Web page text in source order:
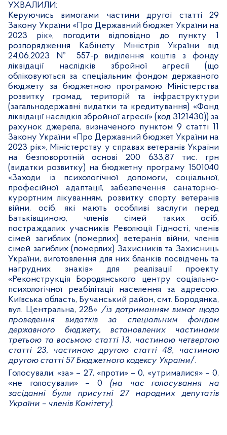
УХВАЛИЛИ:
Керуючись вимогами частини другої статті 29
Закону України «Про Державний бюджет України на
2023 рік», погодити відповідно до пункту 1
розпорядження Кабінету Міністрів України від
24.06.2023 № 557-р виділення коштів з фонду
ліквідації наслідків збройної агресії (що
обліковуються за спеціальним фондом державного
бюджету за бюджетною програмою Міністерства
розвитку громад, територій та інфраструктури
(загальнодержавні видатки та кредитування) «Фонд
ліквідації наслідків збройної агресії» (код 3121430)) за
рахунок джерела, визначеного пунктом 9 статті 11
Закону України «Про Державний бюджет України на
2023 рік», Міністерству у справах ветеранів України
на безповоротній основі 200 633,87 тис. грн
(видатки розвитку) на бюджетну програму 1501040
«Заходи із психологічної допомоги, соціальної,
професійної адаптації, забезпечення санаторно-
курортним лікуванням, розвитку спорту ветеранів
війни, осіб, які мають особливі заслуги перед
Батьківщиною, членів сімей таких осіб,
постраждалих учасників Революції Гідності, членів
сімей загиблих (померлих) ветеранів війни, членів
сімей загиблих (померлих) Захисників та Захисниць
України, виготовлення для них бланків посвідчень та
нагрудних знаків» для реалізації проекту
«Реконструкція Бородянського центру соціально-
психологічної реабілітації населення за адресою:
Київська область, Бучанський район, смт. Бородянка,
вул. Центральна, 228» /із дотриманням вимог щодо
проведення видатків за спеціальним фондом
державного бюджету, встановлених частинами
третьою та восьмою статті 13, частиною четвертою
статті 23, частиною другою статті 48, частиною
другою статті 57 Бюджетного кодексу України/.
Голосували: «за» – 27, «проти» – 0, «утрималися» – 0,
«не голосували» – 0 (на час голосування на
засіданні були присутні 27 народних депутатів
України – членів Комітету).